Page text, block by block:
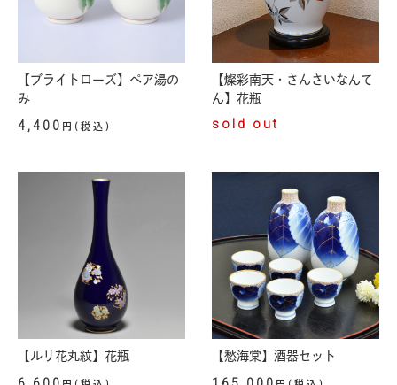
【ブライトローズ】ペア湯の
み
4,400 円(税込)
【燦彩南天・さんさいなんて
ん】花瓶
sold out
【ルリ花丸紋】花瓶 【愁海棠】酒器セット